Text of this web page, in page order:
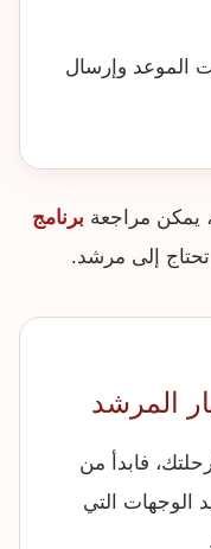
الموعد وإرسال
يمكن مراجعة برنامج
تحتاج إلى مرشد.
المرشد
فابدأ من
الوجهات التي